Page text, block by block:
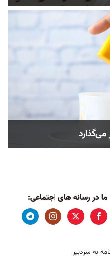
ما در رسانه های اجتماعی:
به سردبیر